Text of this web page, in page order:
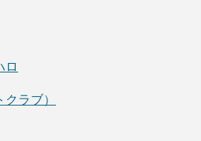
ロ
ラブ）